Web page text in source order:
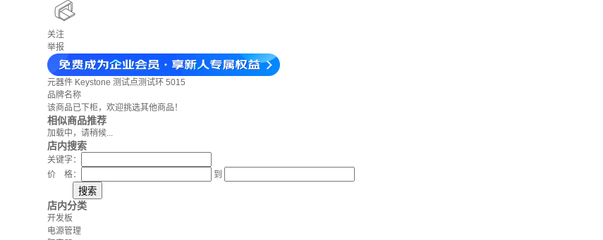
关注
举报
元器件 Keystone 测试点测试环 5015
品牌名称
该商品已下柜，欢迎挑选其他商品！
相似商品推荐
加载中，请稍候...
店内搜索
关键字：
价 格：
到
店内分类
开发板
电源管理